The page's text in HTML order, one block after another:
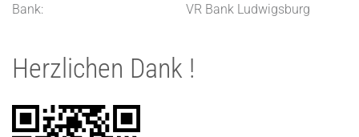
Bank: VR Bank Ludwigsburg
Herzlichen Dank !